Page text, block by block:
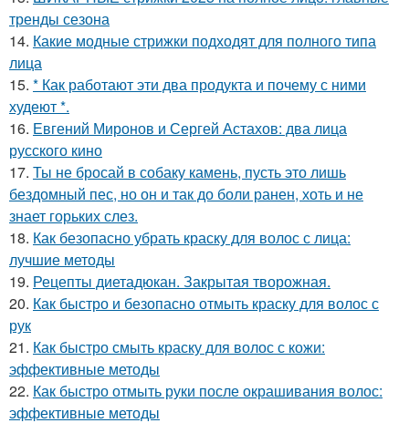
тренды сезона
14. Какие модные стрижки подходят для полного типа
лица
15. * Как работают эти два продукта и почему с ними
худеют *.
16. Евгений Миронов и Сергей Астахов: два лица
русского кино
17. Ты не бросай в собаку камень, пусть это лишь
бездомный пес, но он и так до боли ранен, хоть и не
знает горьких слез.
18. Как безопасно убрать краску для волос с лица:
лучшие методы
19. Рецепты диетадюкан. Закрытая творожная.
20. Как быстро и безопасно отмыть краску для волос с
рук
21. Как быстро смыть краску для волос с кожи:
эффективные методы
22. Как быстро отмыть руки после окрашивания волос:
эффективные методы